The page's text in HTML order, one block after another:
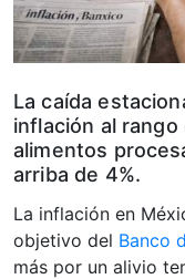
La caída
inflación al
alimentos
arriba de 4%.
La inflación en
objetivo del Banco
más por un alivio